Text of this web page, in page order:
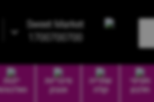
Sweet Market
1700700700
חטיפי
חלבון
שתייה
קלה
סיגריות
וטבק
יינות